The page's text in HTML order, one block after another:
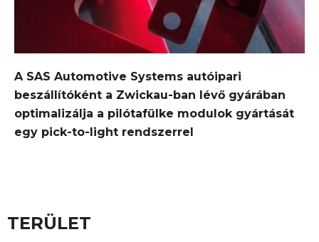
A SAS Automotive Systems autóipari
beszállítóként a Zwickau-ban lévő gyárában
optimalizálja a pilótafülke modulok gyártását
egy pick-to-light rendszerrel
TERÜLET